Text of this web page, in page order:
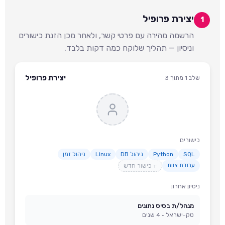
1 יצירת פרופיל
הרשמה מהירה עם פרטי קשר, ולאחר מכן הזנת כישורים
וניסיון — תהליך שלוקח כמה דקות בלבד.
שלב 1 מתוך 3 יצירת פרופיל
כישורים
SQL
Python ניהול DB Linux
ניהול זמן
עבודת צוות
+ כישור חדש
ניסיון אחרון
מנהל/ת בסיס נתונים
טק-ישראל · 4 שנים